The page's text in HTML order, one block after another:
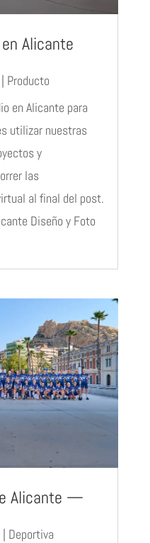
Alicante
| Producto
en Alicante para
utilizar nuestras
y
las
al final del post.
Diseño y Foto
Alicante —
| Deportiva